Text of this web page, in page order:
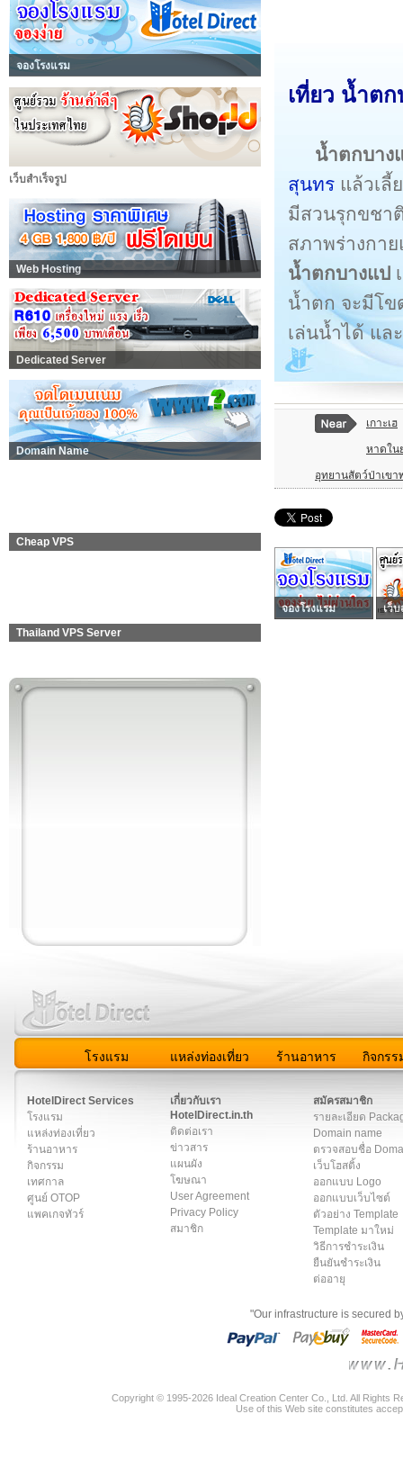
จองโรงแรม
เว็บสำเร็จรูป
Web Hosting
Dedicated Server
Domain Name
Cheap VPS
Thailand VPS Server
เที่ยว น้ำต
น้ำตกบาง
สุนทร แล้วเลี้
มีสวนรุกขชา
สภาพร่างกา
น้ำตกบางแป
น้ำตก จะมีโข
เล่นน้ำได้ แ
เกาะเฮ
หาดใน
อุทยานสัตว์ป่าเขา
จองโรงแรม เว็บ
โรงแรม แหล่งท่องเที่ยว ร้านอาหาร กิจกรร
HotelDirect Services
โรงแรม
แหล่งท่องเที่ยว
ร้านอาหาร
กิจกรรม
เทศกาล
ศูนย์ OTOP
แพคเกจทัวร์
เกี่ยวกับเรา
HotelDirect.in.th
ติดต่อเรา
ข่าวสาร
แผนผัง
โฆษณา
User Agreement
Privacy Policy
สมาชิก
สมัครสมาชิก
รายละเอียด
Domain name
ตรวจสอบชื่อ
เว็บโฮสติ้ง
ออกแบบ Logo
ออกแบบเว็บไซต์
ตัวอย่าง Template
Template มาใหม่
วิธีการชำระเงิน
ยืนยันชำระเงิน
ต่ออายุ
"Our infrastructure is secured
Copyright © 1995-2026 Ideal Creation Center Co., Ltd. All Rights
Use of this Web site constitutes